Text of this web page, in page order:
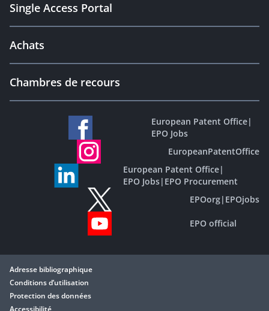
Single Access Portal
Achats
Chambres de recours
European Patent Office|
EPO Jobs
EuropeanPatentOffice
European Patent Office|
EPO Jobs| EPO Procurement
EPOorg| EPOjobs
EPO official
Adresse bibliographique
Conditions d’utilisation
Protection des données
Accessibilité